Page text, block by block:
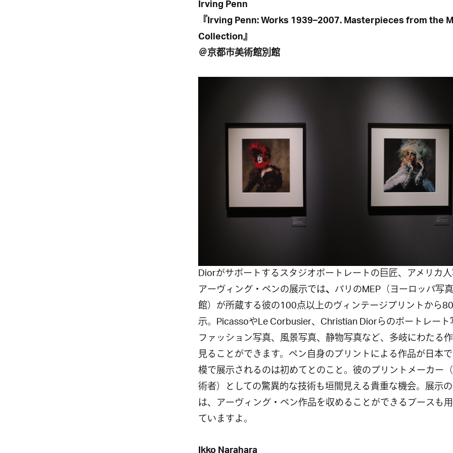
Irving Penn
『Irving Penn: Works 1939–2007. Masterpieces from the
Collection』
＠京都市美術館別館
Diorがサポートするスタジオポートレートの巨匠、アメリカ
アーヴィング・ペンの展示では、 パリのMEP（ヨーロッパ写
館）が所蔵する彼の100点以上のヴィンテージプリントから
示。PicassoやLe Corbusier、Christian Diorらのポートレー
ファッション写真、風景写真、静物写真など、多岐にわたる
見ることができます。ペン自身のプリントによる作品が日本
模で展示されるのは初めてとのこと。彼のプリントメーカー
術者）としての驚異的な技術も垣間見える貴重な機会。展示
は、アーヴィング・ペン作品を収めることができるブースも
ていますよ。